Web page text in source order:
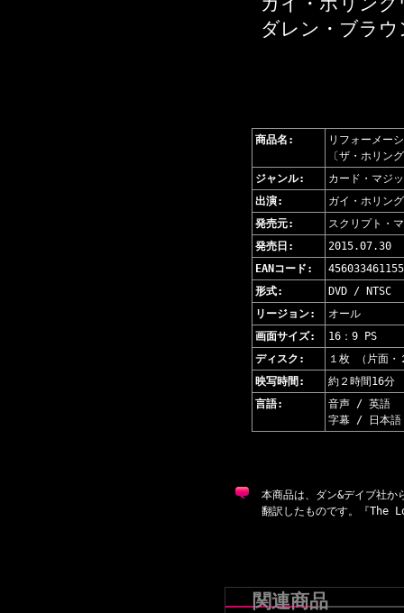
ダレン・ブラ
商品名:
リフォーメー
〔ザ・ホリ
ジャンル:
カード・マジ
出演:
ガイ・ホリン
発売元:
スクリプト・
発売日:
2015.07.30
EANコード:
形式:
DVD / NTSC
リージョン:
オール
画面サイズ:
16：9 PS
ディスク:
１枚 （片面・
映写時間:
約２時間16分
言語:
音声 / 英語
字幕 / 日本語
本商品は、ダン&デイブ
翻訳したものです。『The
関連商品